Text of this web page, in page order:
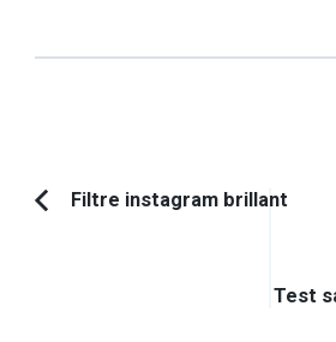
Navigation
Article
Filtre instagram brillant
Test